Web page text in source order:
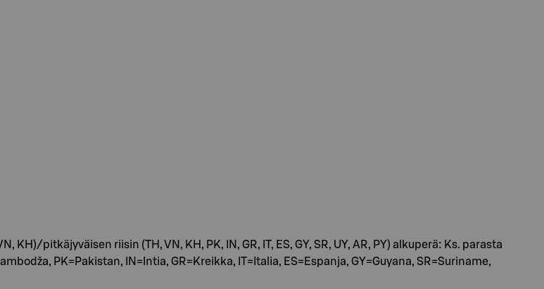
pitkäjyväisen riisin (TH, VN, KH, PK, IN, GR, IT, ES, GY, SR, UY, AR, PY) alkuperä: Ks. parasta
PK=Pakistan, IN=Intia, GR=Kreikka, IT=Italia, ES=Espanja, GY=Guyana, SR=Suriname,